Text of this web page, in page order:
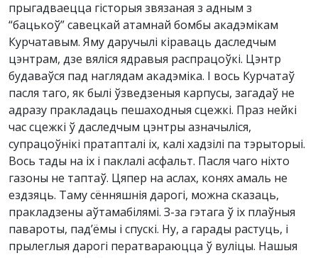
прыгадваецца гісторыя звязаная з адным з
“бацькоў” савецкай атамнай бомбы акадэмікам
Курчатавым. Яму даручылі кіраваць даследчым
цэнтрам, дзе вяліся ядравыя распрацоўкі. Цэнтр
будаваўся пад наглядам акадэміка. І вось Курчатаў
пасля таго, як былі ўзведзеныя карпусы, загадаў не
адразу пракладаць пешаходныя сцежкі. Праз нейкі
час сцежкі ў даследчым цэнтры азначыліся,
супрацоўнікі пратапталі іх, калі хадзілі па тэрыторыі.
Вось тады на іх і паклалі асфальт. Пасля чаго ніхто
газоны не таптаў. Цяпер на аслах, конях амаль не
ездзяць. Таму сённяшнія дарогі, можна сказаць,
пракладзены аўтамабілямі. З-за гэтага ў іх плаўныя
павароты, пад’ёмы і спускі. Ну, а гарады растуць, і
прылеглыя дарогі ператвараюцца ў вуліцы. Нашыя